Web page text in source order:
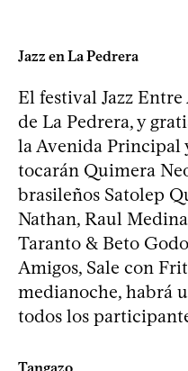
Jazz en La Pedrera
El festival Jazz
de La Pedrera, y
la Avenida Principal
tocarán Quimera
brasileños Satolep
Nathan, Raul
Taranto & Beto
Amigos, Sale con
medianoche, habrá
todos los
Tangazo